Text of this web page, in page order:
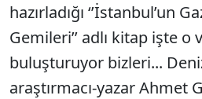
hazırladığı ‘’İstanbul’un
Gemileri’’ adlı kitap işte o
buluşturuyor bizleri...
araştırmacı-yazar Ahmet